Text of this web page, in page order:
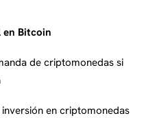
Bitcoin
de criptomonedas si
en criptomonedas